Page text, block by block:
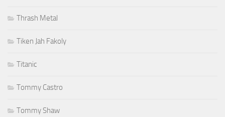
Thrash Metal
Tiken Jah Fakoly
Titanic
Tommy Castro
Tommy Shaw